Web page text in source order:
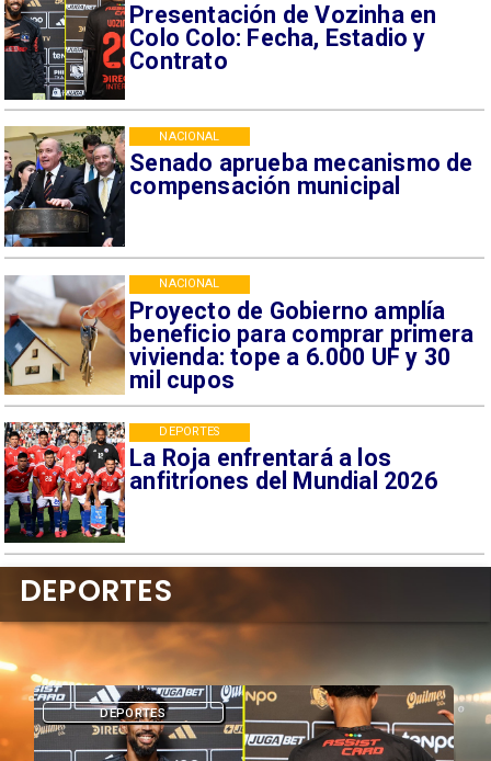
Presentación de Vozinha en
Colo Colo: Fecha, Estadio y
Contrato
Senado aprueba mecanismo de
compensación municipal
NACIONAL
Proyecto de Gobierno amplía
beneficio para comprar primera
vivienda: tope a 6.000 UF y 30
mil cupos
NACIONAL
La Roja enfrentará a los
anfitriones del Mundial 2026
DEPORTES
DEPORTES
DEPORTES